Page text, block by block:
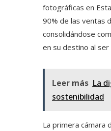
fotográficas en
90% de las ventas
consolidándose
en su destino al
Leer más La
sostenibilidad
La primera cámara